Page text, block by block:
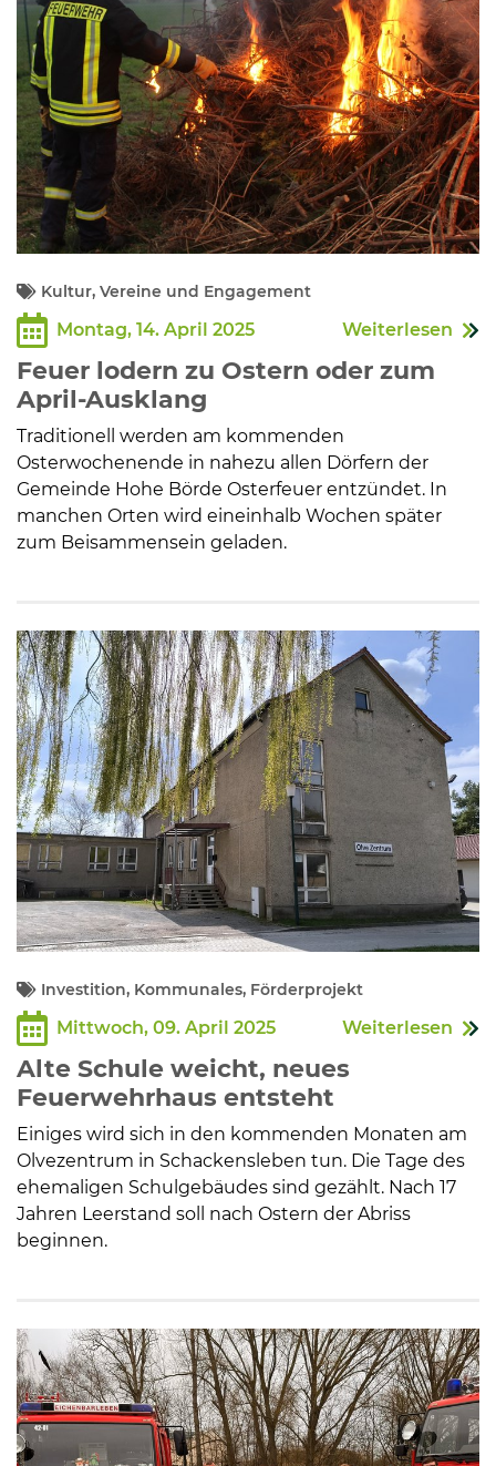
Kultur, Vereine und Engagement
Montag, 14. April 2025 Weiterlesen
Feuer lodern zu Ostern oder zum
April-Ausklang
Traditionell werden am kommenden
Osterwochenende in nahezu allen Dörfern der
Gemeinde Hohe Börde Osterfeuer entzündet. In
manchen Orten wird eineinhalb Wochen später
zum Beisammensein geladen.
Investition, Kommunales, Förderprojekt
Mittwoch, 09. April 2025 Weiterlesen
Alte Schule weicht, neues
Feuerwehrhaus entsteht
Einiges wird sich in den kommenden Monaten am
Olvezentrum in Schackensleben tun. Die Tage des
ehemaligen Schulgebäudes sind gezählt. Nach 17
Jahren Leerstand soll nach Ostern der Abriss
beginnen.